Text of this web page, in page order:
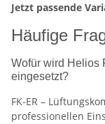
Jetzt passende
Häufige
Wofür wird Helios
eingesetzt?
FK-ER –
professionellen